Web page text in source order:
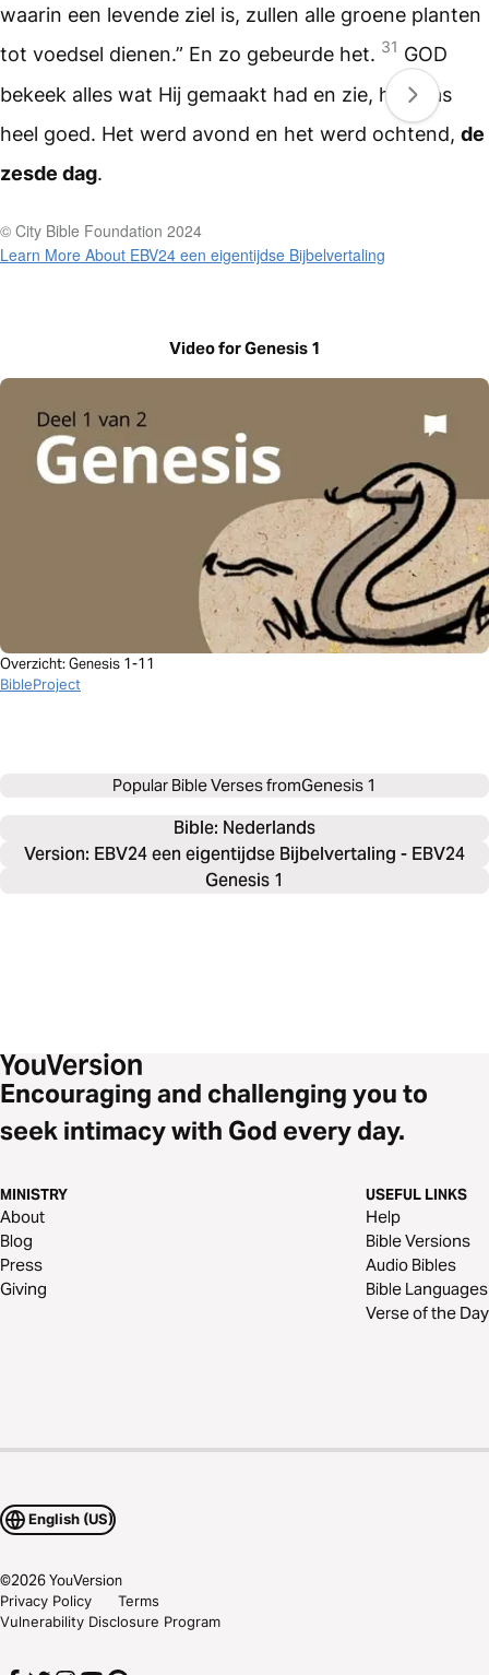
waarin een levende ziel is, zullen alle groene planten
tot voedsel dienen.” En zo gebeurde het. 31 GOD
bekeek alles wat Hij gemaakt had en zie, het was
heel goed. Het werd avond en het werd ochtend, de
zesde dag.
© City Bible Foundation 2024
Learn More About EBV24 een eigentijdse Bijbelvertaling
Video for Genesis 1
Overzicht: Genesis 1-11
BibleProject
Popular Bible Verses fromGenesis 1
Bible: Nederlands
Version: EBV24 een eigentijdse Bijbelvertaling - EBV24
Genesis 1
Encouraging and challenging you to
seek intimacy with God every day.
MINISTRY
About
Blog
Press
Giving
USEFUL LINKS
Help
Bible Versions
Audio Bibles
Bible Languages
Verse of the Day
English (US)
©2026YouVersion
Privacy Policy
Terms
Vulnerability Disclosure Program